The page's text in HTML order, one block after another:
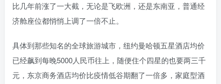
比几年前涨了一大截，无论是飞欧洲，还是东南亚，普通经
济舱座位都悄悄上调了一倍不止。
具体到那些知名的全球旅游城市，纽约曼哈顿五星酒店均价
已经飙到每晚5000人民币往上，随便住个四星的也要两三千
元，东京商务酒店均价比疫情低谷期翻了一倍多，家庭型酒